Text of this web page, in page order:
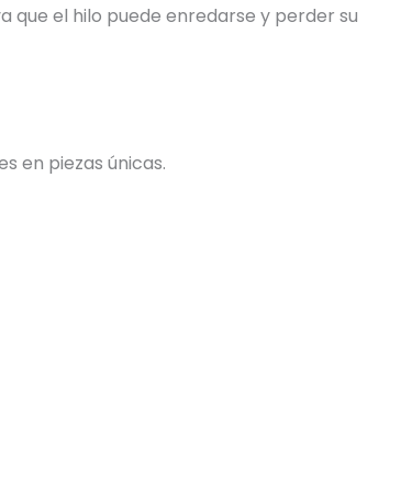
que el hilo puede enredarse y perder su
en piezas únicas.